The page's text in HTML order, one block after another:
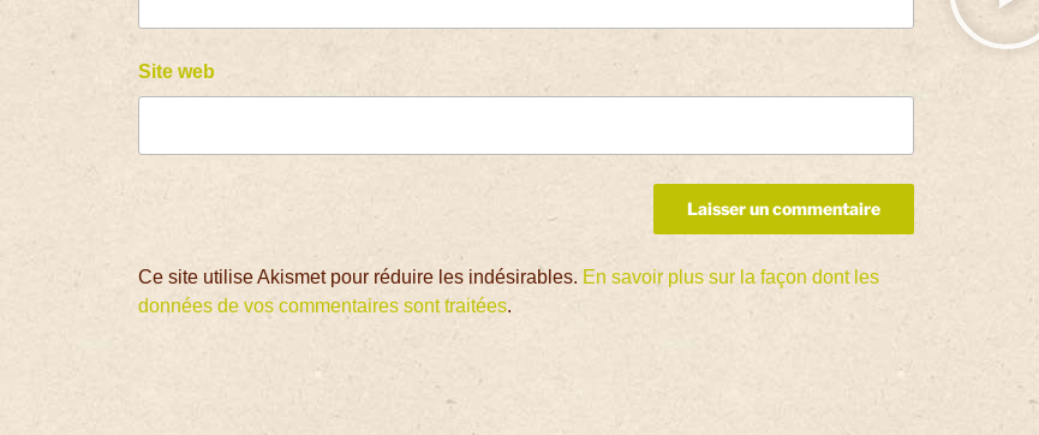
Site web
Ce site utilise Akismet pour réduire les indésirables. En savoir plus sur la façon dont les
données de vos commentaires sont traitées.